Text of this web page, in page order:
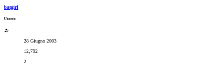
batgirl
Utente
28 Giugno 2003
12,792
2